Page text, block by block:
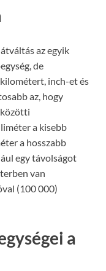
az egyik
de
inch-et és
az, hogy
közötti
a kisebb
a hosszabb
egy távolságot
van
(100 000)
a